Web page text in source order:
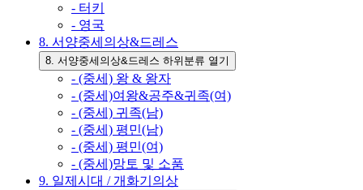
- 터키
- 영국
8. 서양중세의상&드레스
8. 서양중세의상&드레스 하위분류 열기
- (중세) 왕 & 왕자
- (중세)여왕&공주&귀족(여)
- (중세) 귀족(남)
- (중세) 평민(남)
- (중세) 평민(여)
- (중세)망토 및 소품
9. 일제시대 / 개화기의상